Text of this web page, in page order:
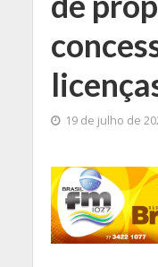
19 de julho de